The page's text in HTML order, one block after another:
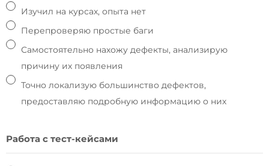
Изучил на курсах, опыта нет
Перепроверяю простые баги
Самостоятельно нахожу дефекты, анализирую
причину их появления
Точно локализую большинство дефектов,
предоставляю подробную информацию о них
Работа с тест-кейсами